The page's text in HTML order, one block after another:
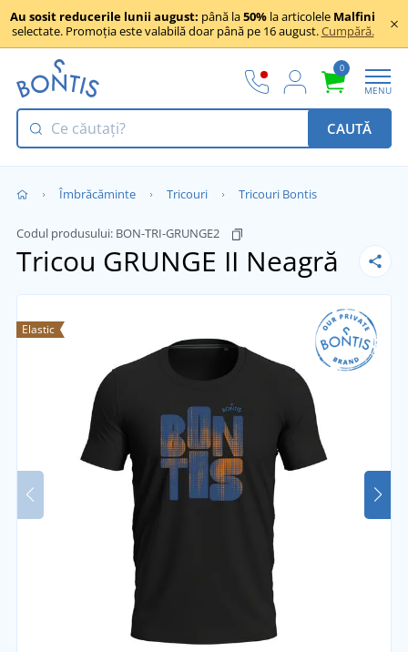
Au sosit reducerile lunii august: până la50% la articolele Malfini
selectate. Promoția este valabilă doar până pe 16 august.Cumpără.
0
MENU
CAUTĂ
Îmbrăcăminte Tricouri Tricouri Bontis
Codul produsului: BON-TRI-GRUNGE2
Tricou GRUNGE II Neagră
Elastic